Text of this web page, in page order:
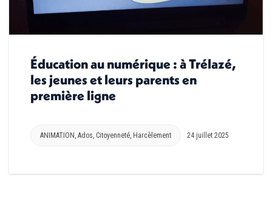
Éducation au numérique : à Trélazé,
les jeunes et leurs parents en
première ligne
ANIMATION Ados Citoyenneté Harcèlement 24 juillet 2025